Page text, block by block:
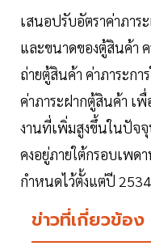
เสนอปรับอัตราค่าภาร
และขนาดของตู้สินค้า
ถ่ายตู้สินค้า ค่าภาระก
ค่าภาระฝากตู้สินค้า เ
งานที่เพิ่มสูงขึ้นในปัจจุ
คงอยู่ภายใต้กรอบเพด
กำหนดไว้ตั้งแต่ปี 2534
ข่าวที่เกี่ยวข้อง